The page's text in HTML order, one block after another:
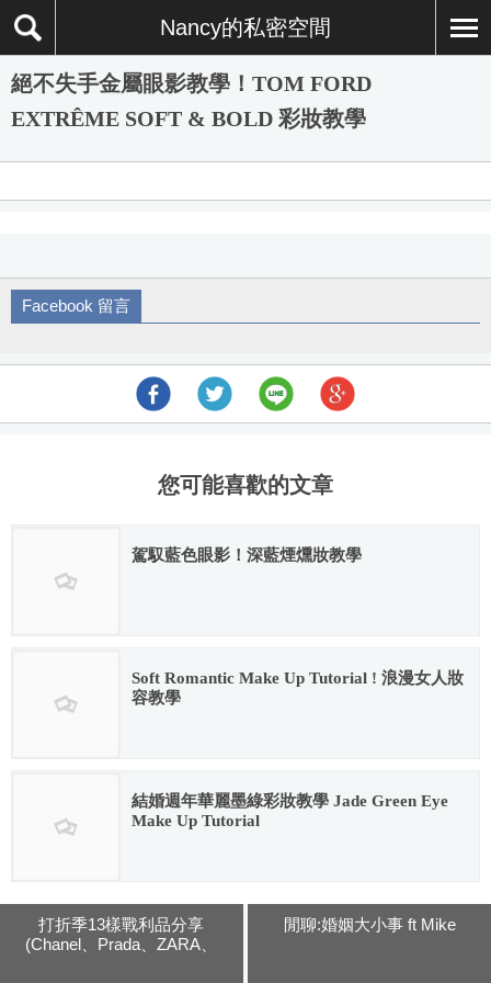
Nancy的私密空間
絕不失手金屬眼影教學！TOM FORD
EXTRÊME SOFT & BOLD 彩妝教學
Facebook 留言
您可能喜歡的文章
駕馭藍色眼影！深藍煙燻妝教學
Soft Romantic Make Up Tutorial ! 浪漫女人妝
容教學
結婚週年華麗墨綠彩妝教學 Jade Green Eye
Make Up Tutorial
打折季13樣戰利品分享
(Chanel、Prada、ZARA、
閒聊:婚姻大小事 ft Mike